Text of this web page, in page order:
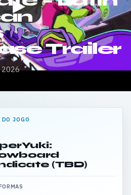
Trailer
2026
JOGO
(TBD)